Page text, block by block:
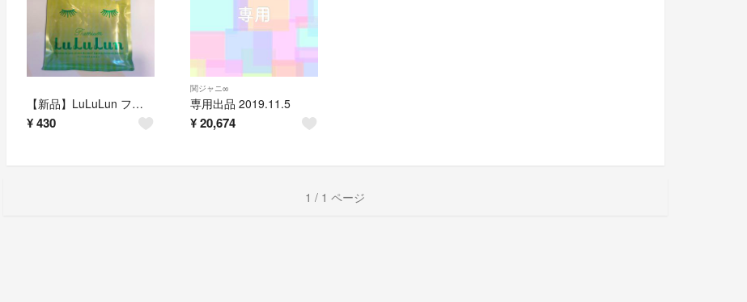
【新品】LuLuLun フェイスマスク 瀬戸内限定 レモンの香り
¥430
関ジャニ∞
専用出品 2019.11.5
¥20,674
1 / 1 ページ